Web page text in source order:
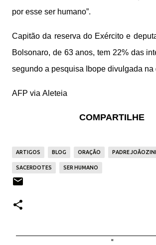
por esse ser humano”.
Capitão da reserva do Exército e
Bolsonaro, de 63 anos, tem 22% das
segundo a pesquisa Ibope divulgada na
AFP via Aleteia
COMPARTILHE
ARTIGOS BLOG ORAÇÃO PADRE
SACERDOTES SER HUMANO